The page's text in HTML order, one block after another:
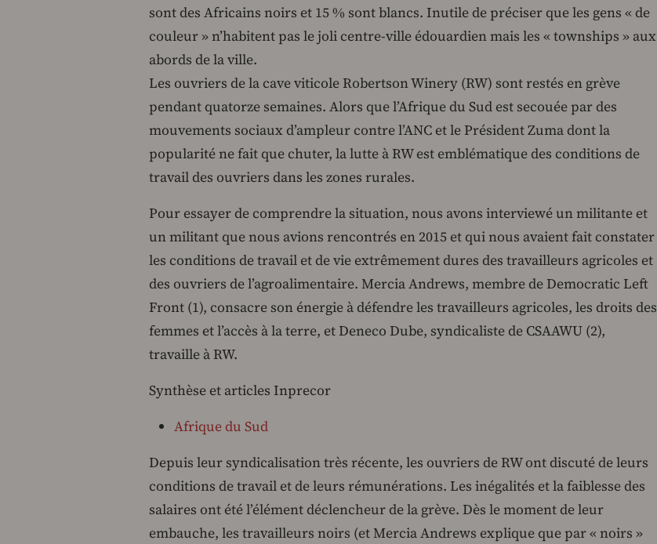
sont des Africains noirs et 15 % sont blancs. Inutile de préciser que les gens « de
couleur » n’habitent pas le joli centre-ville édouardien mais les « townships » aux
abords de la ville.
Les ouvriers de la cave viticole Robertson Winery (RW) sont restés en grève
pendant quatorze semaines. Alors que l’Afrique du Sud est secouée par des
mouvements sociaux d’ampleur contre l’ANC et le Président Zuma dont la
popularité ne fait que chuter, la lutte à RW est emblématique des conditions de
travail des ouvriers dans les zones rurales.
Pour essayer de comprendre la situation, nous avons interviewé un militante et
un militant que nous avions rencontrés en 2015 et qui nous avaient fait constater
les conditions de travail et de vie extrêmement dures des travailleurs agricoles et
des ouvriers de l’agroalimentaire. Mercia Andrews, membre de Democratic Left
Front (1), consacre son énergie à défendre les travailleurs agricoles, les droits des
femmes et l’accès à la terre, et Deneco Dube, syndicaliste de CSAAWU (2),
travaille à RW.
Synthèse et articles Inprecor
Afrique du Sud
Depuis leur syndicalisation très récente, les ouvriers de RW ont discuté de leurs
conditions de travail et de leurs rémunérations. Les inégalités et la faiblesse des
salaires ont été l’élément déclencheur de la grève. Dès le moment de leur
embauche, les travailleurs noirs (et Mercia Andrews explique que par « noirs »